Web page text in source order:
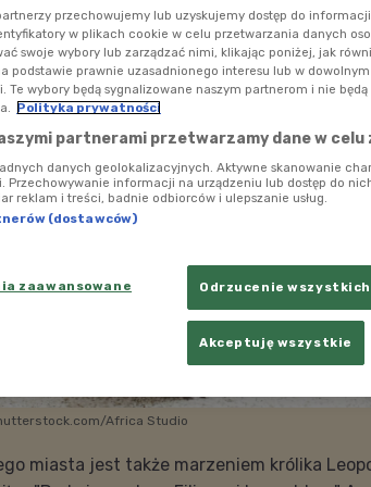
współcześnie miast.
Africa Studio
miasta jest także marzeniem królika
przechowujemy lub uzyskujemy dostęp do
w plikach cookie w celu przetwarzania danych
swoje wybory lub zarządzać nimi, klikając poniżej, jak
podstawie prawnie uzasadnionego interesu lub w
Te wybory będą sygnalizowane naszym partnerom i nie będą
Polityka prywatności
partnerami przetwarzamy dane w celu
danych geolokalizacyjnych. Aktywne skanowanie
Przechowywanie informacji na urządzeniu lub dostęp do
reklam i treści, badnie odbiorców i ulepszanie usług.
(dostawców)
zaawansowane Odrzucenie wszystkich
Akceptuję wszystkie